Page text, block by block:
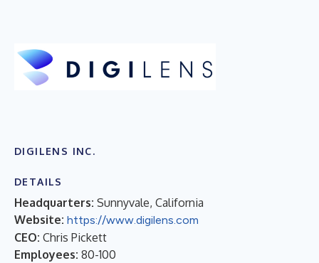
DIGILENS INC.
DETAILS
Headquarters: Sunnyvale, California
Website: https://www.digilens.com
CEO: Chris Pickett
Employees: 80-100